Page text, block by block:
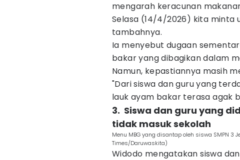
mengarah keracunan
Selasa (14/4/2026) kita minta
tambahnya.
Ia menyebut dugaan
bakar yang dibagikan dalam
Namun, kepastiannya masih
"Dari siswa dan guru yang
lauk ayam bakar terasa agak
3. ‎ Siswa dan guru yang
tidak masuk sekolah
Menu MBG yang disantap oleh siswa SMPN 3
Times/Daruwaskita)
Widodo mengatakan siswa